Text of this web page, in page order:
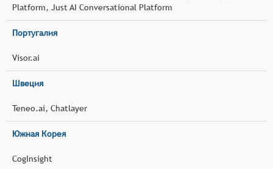
Platform, Just AI Conversational Platform
Португалия
Visor.ai
Швеция
Teneo.ai, Chatlayer
Южная Корея
CogInsight